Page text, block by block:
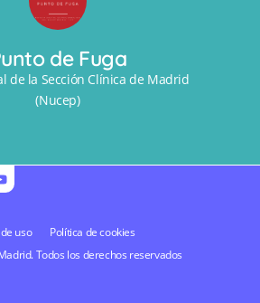
de Fuga
de la Sección Clínica de Madrid
(Nucep)
uso
Política de cookies
Todos los derechos reservados